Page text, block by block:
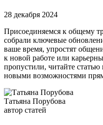
28 декабря 2024
Присоединяемся к общему
собрали ключевые
ваше время, упростят
к новой работе или
пропустили, читайте статью
новыми возможностями
Татьяна Порубова
автор статей